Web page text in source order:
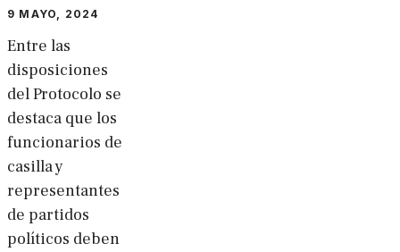
9 MAYO, 2024
Entre las
disposiciones
del Protocolo se
destaca que los
funcionarios de
casilla y
representantes
de partidos
políticos deben